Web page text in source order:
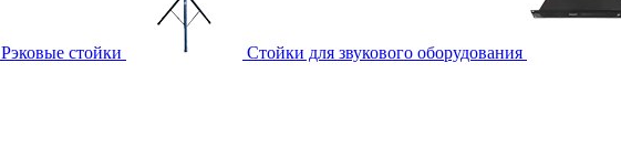
Рэковые стойки Стойки для звукового оборудования